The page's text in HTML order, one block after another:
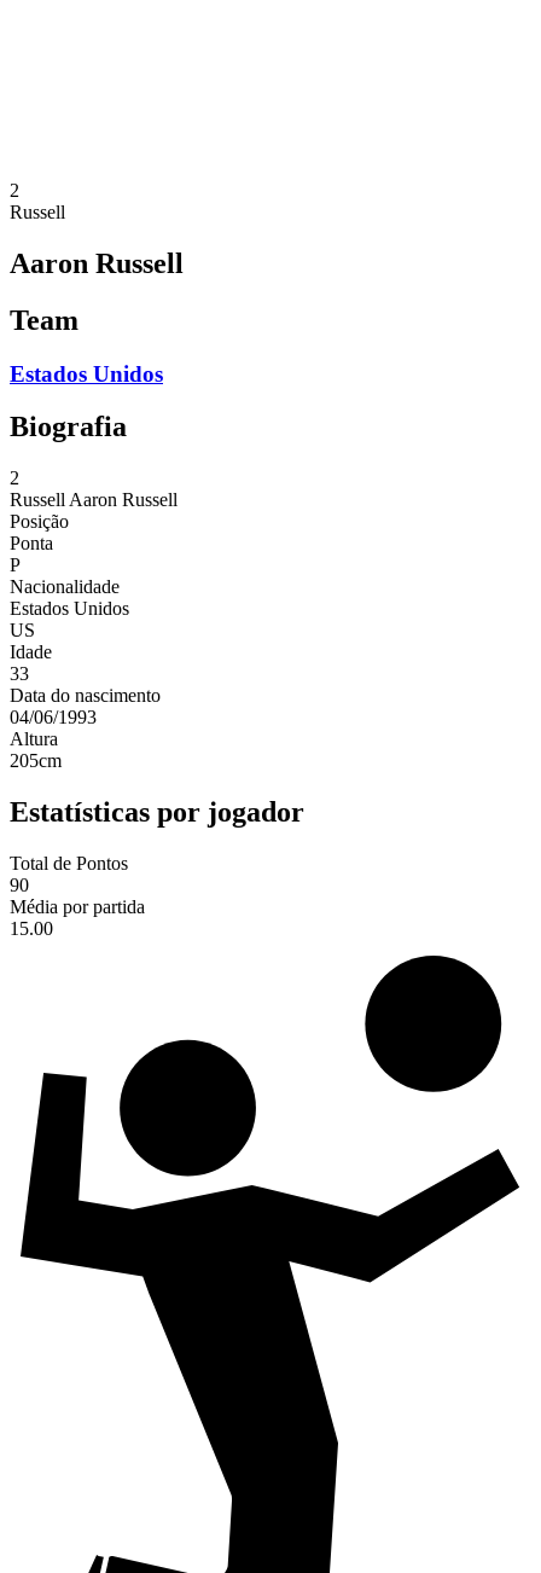
2
Russell
Aaron Russell
Team
Estados Unidos
Biografia
2
Russell Aaron Russell
Posição
Ponta
P
Nacionalidade
Estados Unidos
US
Idade
33
Data do nascimento
04/06/1993
Altura
205cm
Estatísticas por jogador
Total de Pontos
90
Média por partida
15.00